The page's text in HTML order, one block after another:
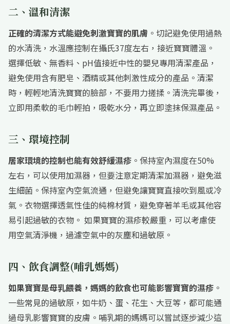
二、溫和清潔
正確的清潔方式能避免刺激寶寶的肌膚 。切記避免使用過熱
的水清洗，水溫應控制在攝氏37度左右，接近寶寶體溫。
選擇低敏、無香料、pH值接近中性的嬰兒專用清潔產品，
避免使用含有肥皂、酒精或其他刺激性成分的產品。清潔
時，輕輕地清洗寶寶的臉部，不要用力搓揉。清洗完畢後，
立即用柔軟的毛巾輕拍，吸乾水分，再立即塗抹保濕產品。
三、環境控制
居家環境的控制也能有效舒緩濕疹 。保持室內濕度在50%
左右，可以使用加濕器，但要注意定期清潔加濕器，避免滋
生細菌。保持室內空氣流通，但避免讓寶寶直接吹到風或冷
氣。衣物選擇透氣性佳的純棉材質，避免穿著羊毛或其他容
易引起過敏的衣物。 如果寶寶的濕疹較嚴重，可以考慮使
用空氣清淨機，過濾空氣中的灰塵和過敏原。
四、飲食調整(哺乳媽媽)
如果寶寶是母乳餵養，媽媽的飲食也可能影響寶寶的濕疹 。
一些常見的過敏原，如牛奶、蛋、花生、大豆等，都可能通
過母乳影響寶寶的皮膚。哺乳期的媽媽可以嘗試逐步減少這